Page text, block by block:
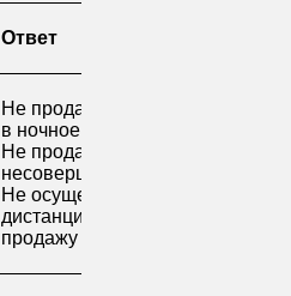
Ответ
Не продаем алкоголь
в ночное время
Не продаем алкоголь
несовершеннолетним
Не осуществляем
дистанционную
продажу